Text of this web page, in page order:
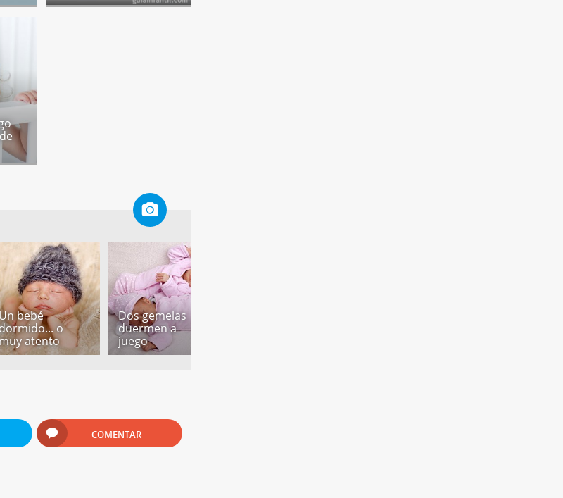
bebé
o
atento
Dos gemelas
duermen a
juego
COMENTAR